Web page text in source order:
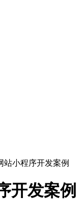
站小程序开发案例
开发案例